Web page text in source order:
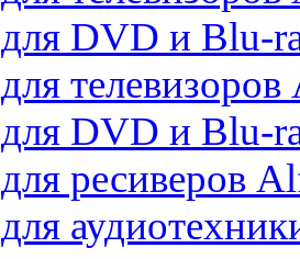
DVD и Blu-
DVD и Blu-
ресиверов